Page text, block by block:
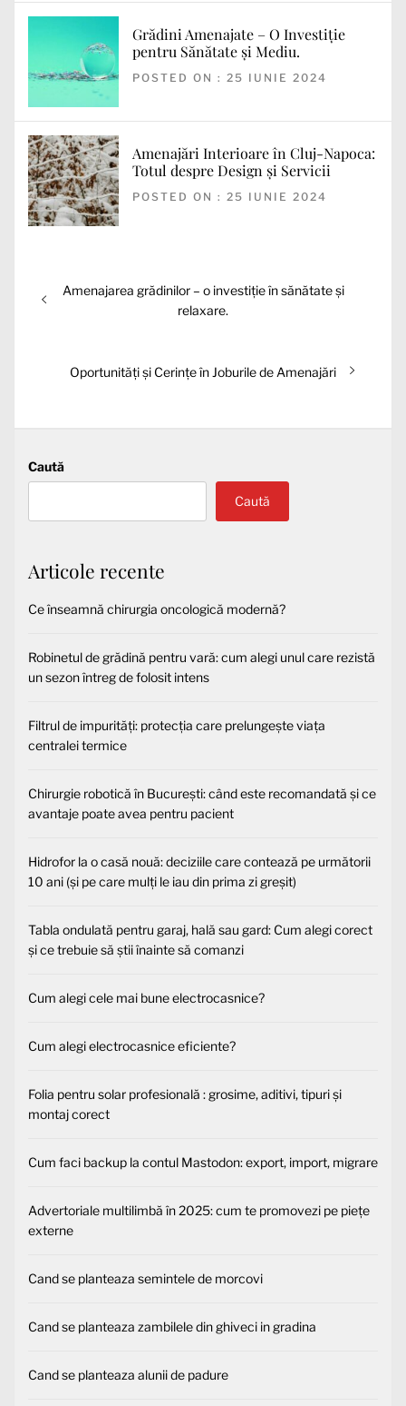
Grădini Amenajate – O Investiție
pentru Sănătate și Mediu.
POSTED ON : 25 IUNIE 2024
Amenajări Interioare în Cluj-Napoca:
Totul despre Design și Servicii
POSTED ON : 25 IUNIE 2024
Navigare
în
Articolul
Amenajarea grădinilor – o investiție în sănătate și
relaxare.
Articolul
Oportunități și Cerințe în Joburile de Amenajări
Caută
Caută
Articole recente
Ce înseamnă chirurgia oncologică modernă?
Robinetul de grădină pentru vară: cum alegi unul care rezistă
un sezon întreg de folosit intens
Filtrul de impurități: protecția care prelungește viața
centralei termice
Chirurgie robotică în București: când este recomandată și ce
avantaje poate avea pentru pacient
Hidrofor la o casă nouă: deciziile care contează pe următorii
10 ani (și pe care mulți le iau din prima zi greșit)
Tabla ondulată pentru garaj, hală sau gard: Cum alegi corect
și ce trebuie să știi înainte să comanzi
Cum alegi cele mai bune electrocasnice?
Cum alegi electrocasnice eficiente?
Folia pentru solar profesională : grosime, aditivi, tipuri și
montaj corect
Cum faci backup la contul Mastodon: export, import, migrare
Advertoriale multilimbă în 2025: cum te promovezi pe piețe
externe
Cand se planteaza semintele de morcovi
Cand se planteaza zambilele din ghiveci in gradina
Cand se planteaza alunii de padure